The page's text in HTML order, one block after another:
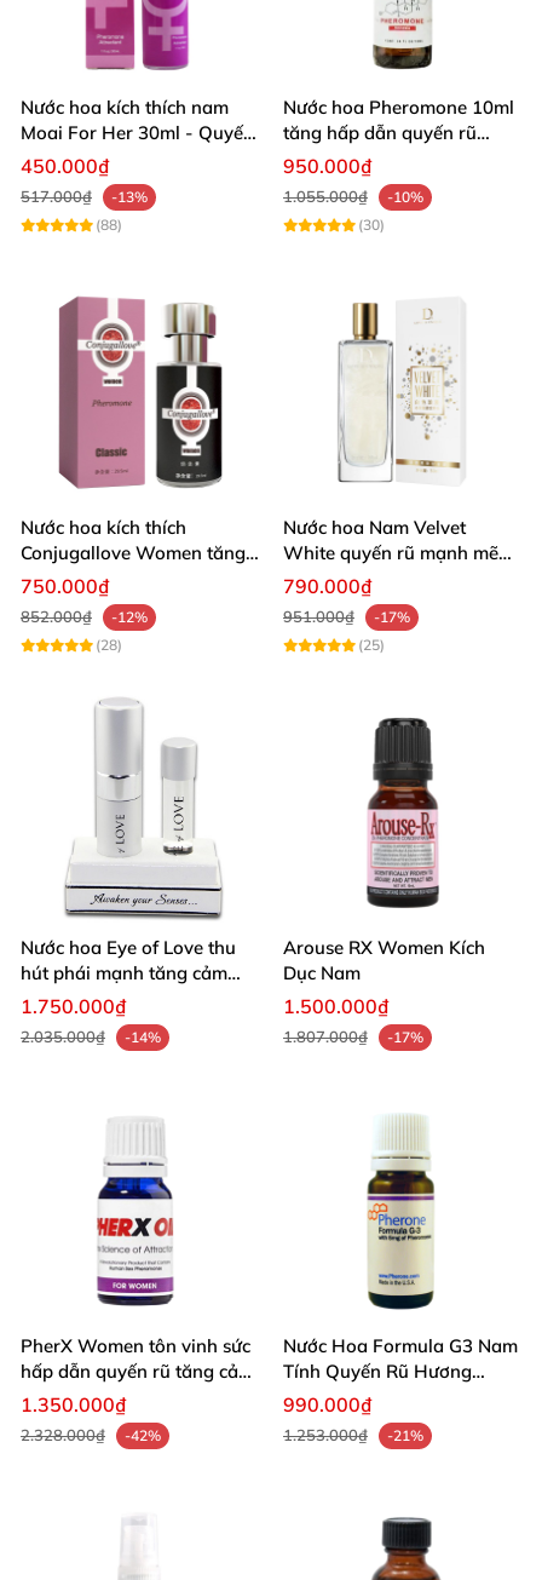
Nước hoa kích thích nam
Moai For Her 30ml - Quyến
rũ thăng hoa
450.000₫
517.000₫
-13%
(88)
Nước hoa Pheromone 10ml
tăng hấp dẫn quyến rũ
mạnh mẽ nam giới
950.000₫
1.055.000₫
-10%
(30)
Nước hoa kích thích
Conjugallove Women tăng
quyến rũ mê hoặc
750.000₫
852.000₫
-12%
(28)
Nước hoa Nam Velvet
White quyến rũ mạnh mẽ
chai lớn hấp dẫn
790.000₫
951.000₫
-17%
(25)
Nước hoa Eye of Love thu
hút phái mạnh tăng cảm
xúc mãnh liệt
1.750.000₫
2.035.000₫ -14%
Arouse RX Women Kích
Dục Nam
1.500.000₫
1.807.000₫ -17%
PherX Women tôn vinh sức
hấp dẫn quyến rũ tăng cảm
xúc phái mạnh
1.350.000₫
2.328.000₫ -42%
Nước Hoa Formula G3 Nam
Tính Quyến Rũ Hương
Thơm Kích Thích
990.000₫
1.253.000₫ -21%